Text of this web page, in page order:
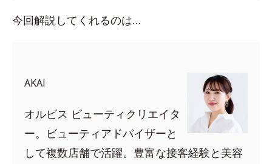
今回解説してくれるのは…
AKAI
オルビス ビューティクリエイタ
ー。ビューティアドバイザーと
して複数店舗で活躍。豊富な接客経験と美容